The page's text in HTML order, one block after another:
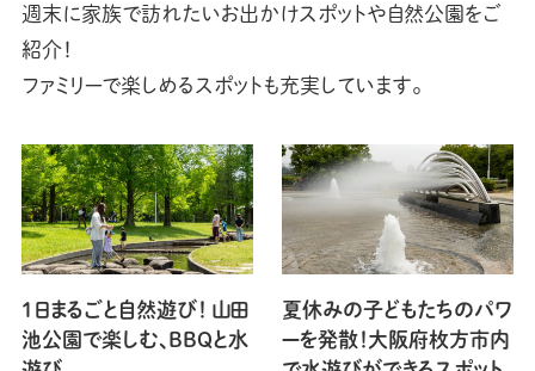
週末に家族で訪れたいお出かけスポットや自然公園をご
紹介！
ファミリーで楽しめるスポットも充実しています。
1日まるごと自然遊び！ 山田
池公園で楽しむ、BBQと水
夏休みの子どもたちのパワ
ーを発散！大阪府枚方市内